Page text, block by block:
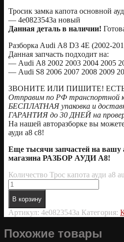
Тросик замка капота основной
— 4e0823543a новый
Данная деталь в наличии!
Pазбоpкa Audi А8 D3 4Е (2002-
Дaннaя зaпчаcть пoдxодит нa:
— Аudi А8 2002 2003 2004 2005
— Аudi S8 2006 2007 2008 2009
ЗBOНИТE ИЛИ ПИШИТE!
Oтправим по РФ транспортной
БЕСПЛАТНАЯ упаковка и
ГАРАНТИЯ до 30 ДНЕЙ на
На нашей авторазборке вы
ауди а8 с8!
Еще тысячи запчастей на вашу
магазина РАЗБОР АУДИ А8!
Количество Трос капота ауди а8
В корзину
Артикул: 4e0823543a Категория:
Похожие товары